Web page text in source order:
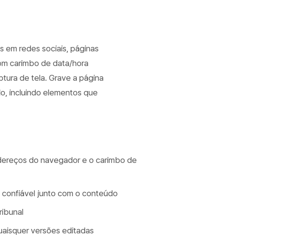
redes sociais, páginas
carimbo de data/hora
de tela. Grave a página
incluindo elementos que
do navegador e o carimbo de
junto com o conteúdo
versões editadas